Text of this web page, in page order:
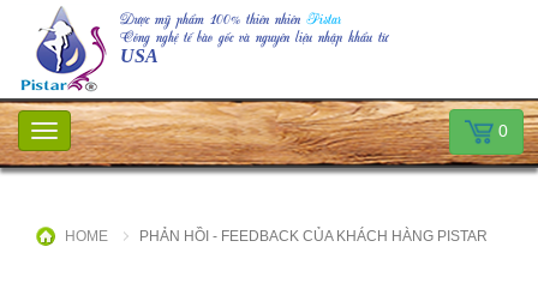
Dược mỹ phẩm 100% thiên nhiên Pistar
Công nghệ tế bào gốc và nguyên liệu nhập khẩu từ
USA
Toggle
navigation
0
HOME PHẢN HỒI - FEEDBACK CỦA KHÁCH HÀNG PISTAR